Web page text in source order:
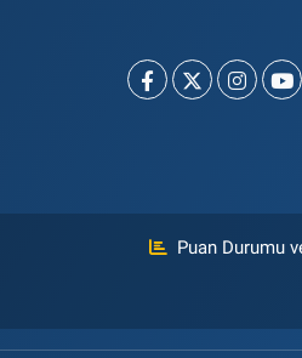
Puan Durumu